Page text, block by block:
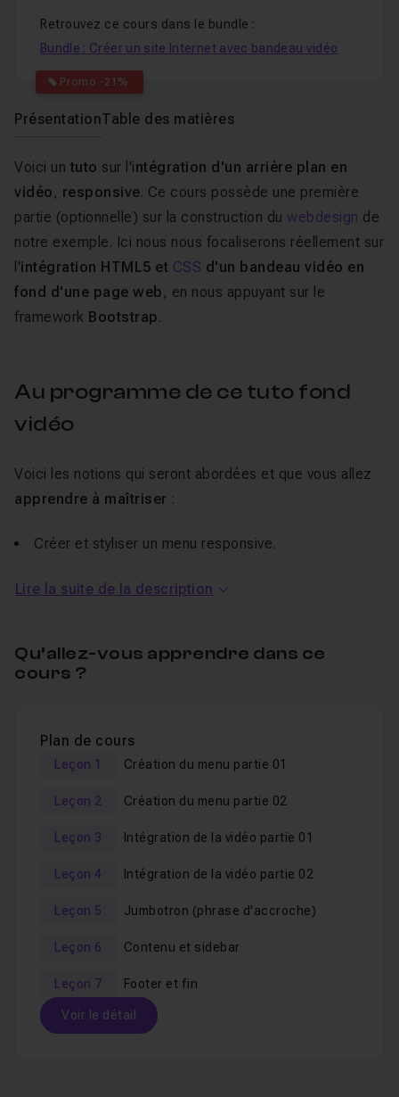
Retrouvez ce cours dans le bundle :
Promo -21%
Bundle : Créer un site Internet avec bandeau vidéo
PrésentationTable des matières
Voici un tuto sur l'intégration d'un arrière plan en
vidéo , responsive. Ce cours possède une première
partie (optionnelle) sur la construction du webdesign de
notre exemple. Ici nous nous focaliserons réellement sur
l'intégration HTML5 et CSS d'un bandeau vidéo en
fond d'une page web , en nous appuyant sur le
framework Bootstrap.
Au programme de ce tuto fond
vidéo
Voici les notions qui seront abordées et que vous allez
apprendre à maîtriser :
Créer et styliser un menu responsive.
l'afficher sur une page web.
Utiliser la balise source.
Rendre une
Intégrer une vidéo Youtube en arrière plan
Intégrer une phrase d'accroche.
Intégrer le contenu d'un site produits.
Utiliser la likebox de
et le fil d'actualité et
Twitter .
mobiles
Pour plus d'informations concernant ce cours, je vous
invite à visionner l'extrait vidéo.
Lire la suite de la description
Qu’allez-vous apprendre dans ce
cours ?
Plan de cours
Leçon 1 Création du menu partie 01
Leçon 2 Création du menu partie 02
Leçon 3 Intégration de la vidéo partie 01
Leçon 4 Intégration de la vidéo partie 02
Leçon 5 Jumbotron (phrase d'accroche)
Leçon 6 Contenu et sidebar
Leçon 7 Footer et fin
Voir le détail